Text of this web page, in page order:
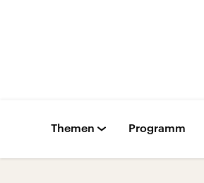
Themen Programm